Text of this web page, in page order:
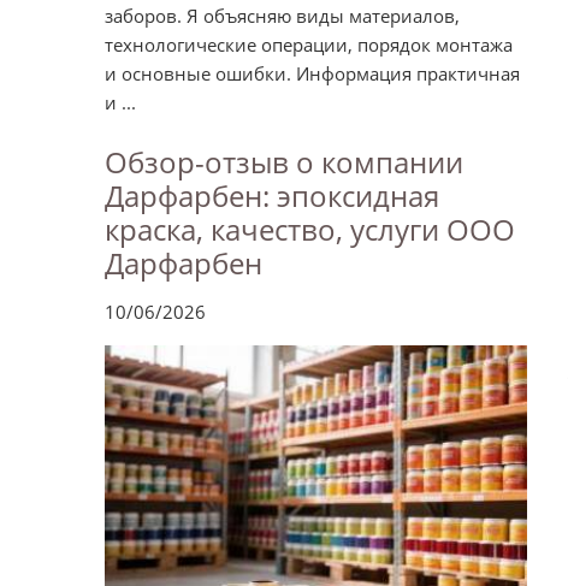
заборов. Я объясняю виды материалов,
технологические операции, порядок монтажа
и основные ошибки. Информация практичная
и ...
Обзор-отзыв о компании
Дарфарбен: эпоксидная
краска, качество, услуги ООО
Дарфарбен
10/06/2026